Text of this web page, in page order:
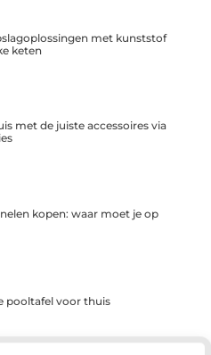
met kunststof
keten
met de juiste accessoires via
kopen: waar moet je op
pooltafel voor thuis